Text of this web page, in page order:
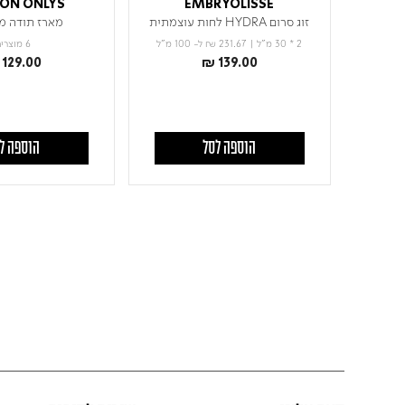
EMBRYOLISSE
זוג סרום HYDRA לחות עוצמתית
2 * 30 מ"ל |
₪ 231.67 ל- 100 מ"ל
₪ 139.00
הוספה לסל
ONLYS
מארז תודה
6 מוצרים
הוספה